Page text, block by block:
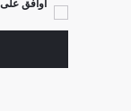
أوافق